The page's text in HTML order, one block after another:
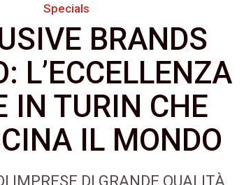
Specials
BRANDS
L’ECCELLENZA
IN TURIN CHE
IL MONDO
IMPRESE DI GRANDE QUALITÀ